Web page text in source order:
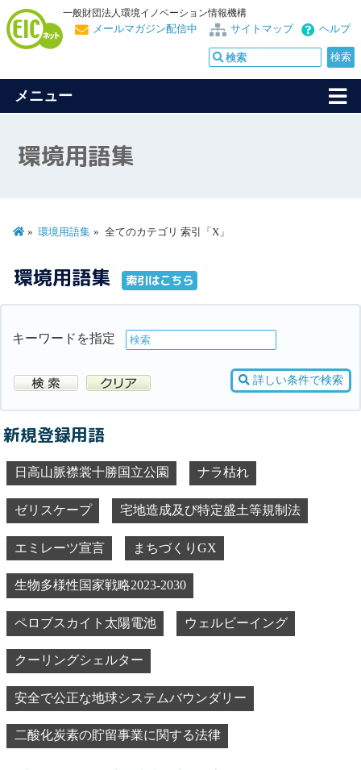
一般財団法人環境イノベーション情報機構
ヘルプ
サイトマップ
メールマガジン配信中
メニュー
環境用語集
環境用語集 全てのカテゴリ 索引「X」
環境用語集 索引はこちら
キーワードを指定
詳しい条件で検索
新規登録用語
日高山脈襟裳十勝国立公園 ナラ枯れ
ゼリスケープ 宅地造成及び特定盛土等規制法
エミレーツ宣言 まちづくりGX
生物多様性国家戦略2023-2030
ペロブスカイト太陽電池 ウェルビーイング
クーリングシェルター
安全で公正な地球システムバウンダリー
二酸化炭素の貯留事業に関する法律